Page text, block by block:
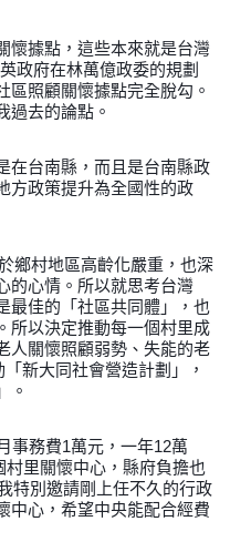
懷據點，這些本來就是台灣
政府在林萬億政委的規劃
區照顧關懷據點完全脫勾。
過去的論點。
在台南縣，而且是台南縣政
方政策提升為全國性的政
鄉村地區高齡化嚴重，也深
的心情。所以就思考台灣
最佳的「社區共同體」，也
所以決定推動每一個村里成
人關懷照顧弱勢、失能的老
新大同社會營造計劃」，
。
事務費1萬元，一年12萬
村里關懷中心，縣府負擔也
特別邀請剛上任不久的行政
中心，希望中央能配合經費